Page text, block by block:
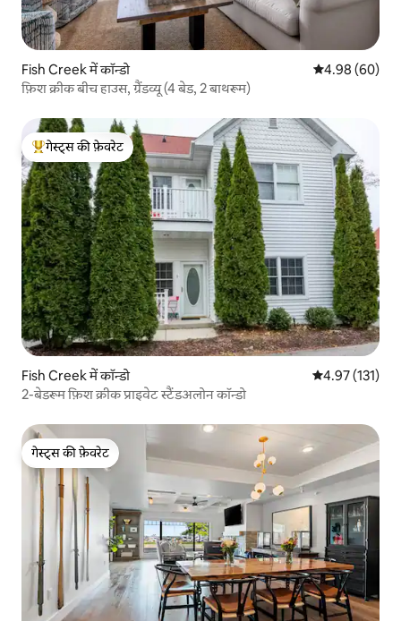
Fish Creek में कॉन्डो औसत रेटिंग 5 में
4.98 (60)
फ़िश क्रीक बीच हाउस, ग्रैंडव्यू (4 बेड, 2 बाथरूम)
गेस्ट्स का टॉप फ़ेवरेट
गेस्ट्स की फ़ेवरेट
Fish Creek में कॉन्डो औसत रेटिंग 5 में से
4.97 (131)
2-बेडरूम फ़िश क्रीक प्राइवेट स्टैंडअलोन कॉन्डो
गेस्ट्स की फ़ेवरेट
गेस्ट्स की फ़ेवरेट